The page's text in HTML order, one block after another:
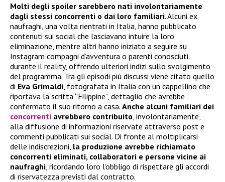
Molti degli spoiler sarebbero nati involontariamente
dagli stessi concorrenti o dai loro familiari. Alcuni ex
naufraghi, una volta rientrati in Italia, hanno pubblicato
contenuti sui social che lasciavano intuire la loro
eliminazione, mentre altri hanno iniziato a seguire su
Instagram compagni d’avventura o parenti conosciuti
durante il reality, offrendo ulteriori indizi sullo svolgimento
del programma. Tra gli episodi più discussi viene citato quello
di Eva Grimaldi , fotografata in Italia con un cappellino che
riportava la scritta “Filippine”, dettaglio che avrebbe
confermato il suo ritorno a casa. Anche alcuni familiari dei
concorrenti avrebbero contribuito , involontariamente,
alla diffusione di informazioni riservate attraverso post e
commenti pubblicati sui social. Di fronte al moltiplicarsi
delle indiscrezioni, la produzione avrebbe richiamato
concorrenti eliminati, collaboratori e persone vicine ai
naufraghi , ricordando loro l’obbligo di rispettare gli accordi
di riservatezza previsti dal contratto.